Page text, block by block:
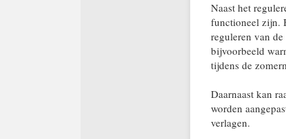
Naast het
functioneel zijn.
reguleren van
bijvoorbeeld
tijdens de
Daarnaast kan
worden
verlagen.